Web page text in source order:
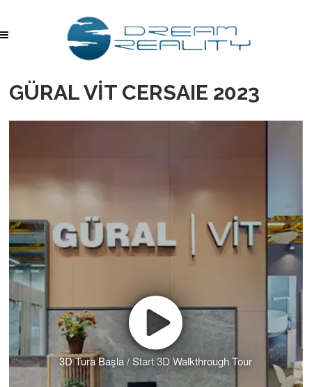
GÜRAL VİT CERSAIE 2023
3D Tura Başla / Start 3D Walkthrough Tour